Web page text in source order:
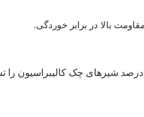
طراحی میل این شیر کنترل دقیق و عملکرد در فشارهای حساس را تضمین کرده و در صنایع ابزار دقیق، بیش از 75 درصد شیرهای چک